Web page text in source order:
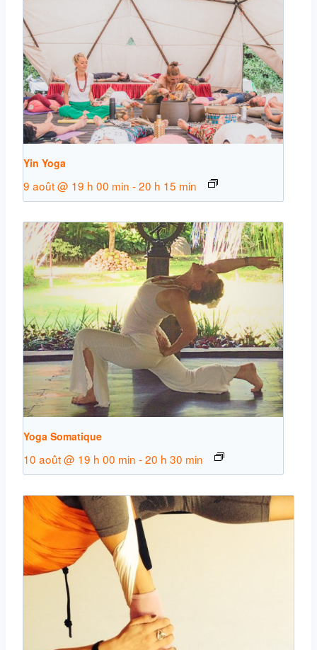
Yin Yoga
9 août @ 19 h 00 min -20 h 15 min
Yoga Somatique
10 août @ 19 h 00 min -20 h 30 min